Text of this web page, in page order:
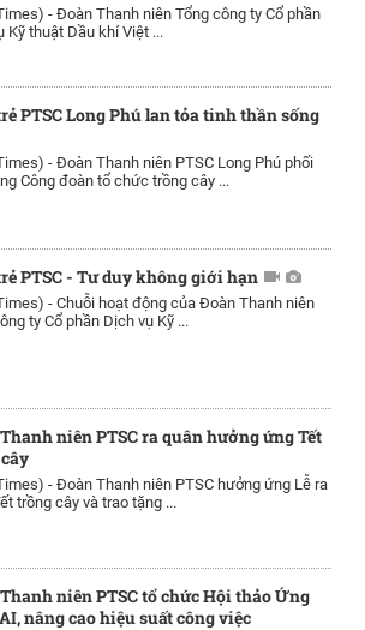
- Đoàn Thanh niên Tổng công ty Cổ phần
Kỹ thuật Dầu khí Việt ...
PTSC Long Phú lan tỏa tinh thần sống
- Đoàn Thanh niên PTSC Long Phú phối
Công đoàn tổ chức trồng cây ...
PTSC - Tư duy không giới hạn
- Chuỗi hoạt động của Đoàn Thanh niên
ty Cổ phần Dịch vụ Kỹ ...
niên PTSC ra quân hưởng ứng Tết
- Đoàn Thanh niên PTSC hưởng ứng Lễ ra
trồng cây và trao tặng ...
niên PTSC tổ chức Hội thảo Ứng
nâng cao hiệu suất công việc